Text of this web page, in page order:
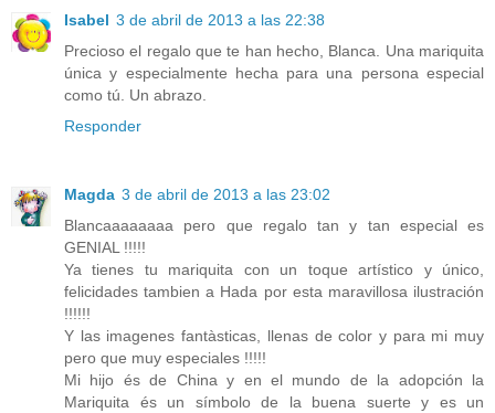
Isabel 3 de abril de 2013 a las 22:38
Precioso el regalo que te han hecho, Blanca. Una mariquita
única y especialmente hecha para una persona especial
como tú. Un abrazo.
Responder
Magda 3 de abril de 2013 a las 23:02
Blancaaaaaaaa pero que regalo tan y tan especial es
GENIAL !!!!!
Ya tienes tu mariquita con un toque artístico y único,
felicidades tambien a Hada por esta maravillosa ilustración
!!!!!!
Y las imagenes fantàsticas, llenas de color y para mi muy
pero que muy especiales !!!!!
Mi hijo és de China y en el mundo de la adopción la
Mariquita és un símbolo de la buena suerte y es un